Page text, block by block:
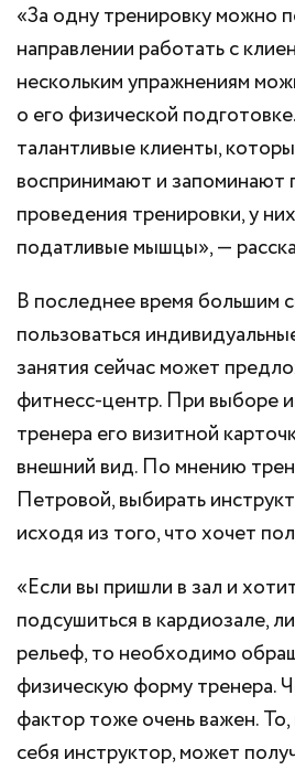
«За одну тренировку можно
направлении работать с
нескольким упражнениям
о его физической
талантливые клиенты,
воспринимают и запоминают
проведения тренировки, у
податливые мышцы», —
В последнее время большим
пользоваться
занятия сейчас может
фитнесс-центр. При выборе
тренера его визитной
внешний вид. По мнению
Петровой, выбирать
исходя из того, что хочет
«Если вы пришли в зал и
подсушиться в кардиозале,
рельеф, то необходимо
физическую форму тренера.
фактор тоже очень важен.
себя инструктор, может